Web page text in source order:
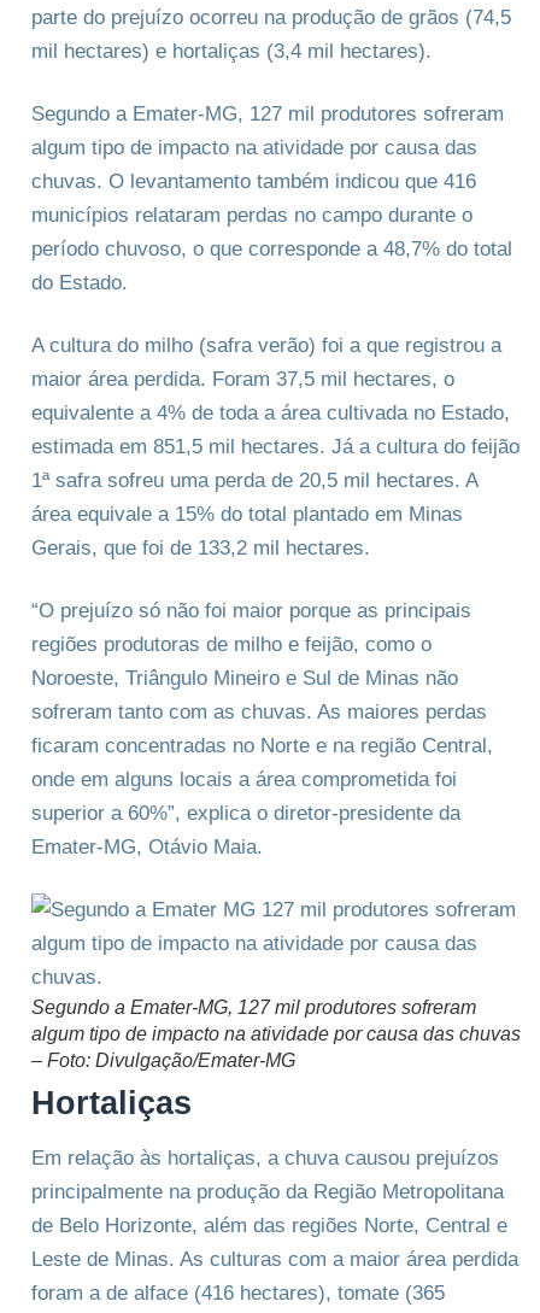
parte do prejuízo ocorreu na produção de grãos (74,5
mil hectares) e hortaliças (3,4 mil hectares).
Segundo a Emater-MG, 127 mil produtores sofreram
algum tipo de impacto na atividade por causa das
chuvas. O levantamento também indicou que 416
municípios relataram perdas no campo durante o
período chuvoso, o que corresponde a 48,7% do total
do Estado.
A cultura do milho (safra verão) foi a que registrou a
maior área perdida. Foram 37,5 mil hectares, o
equivalente a 4% de toda a área cultivada no Estado,
estimada em 851,5 mil hectares. Já a cultura do feijão
1ª safra sofreu uma perda de 20,5 mil hectares. A
área equivale a 15% do total plantado em Minas
Gerais, que foi de 133,2 mil hectares.
“O prejuízo só não foi maior porque as principais
regiões produtoras de milho e feijão, como o
Noroeste, Triângulo Mineiro e Sul de Minas não
sofreram tanto com as chuvas. As maiores perdas
ficaram concentradas no Norte e na região Central,
onde em alguns locais a área comprometida foi
superior a 60%”, explica o diretor-presidente da
Emater-MG, Otávio Maia.
Segundo a Emater-MG, 127 mil produtores sofreram
algum tipo de impacto na atividade por causa das chuvas
– Foto: Divulgação/Emater-MG
Hortaliças
Em relação às hortaliças, a chuva causou prejuízos
principalmente na produção da Região Metropolitana
de Belo Horizonte, além das regiões Norte, Central e
Leste de Minas. As culturas com a maior área perdida
foram a de alface (416 hectares), tomate (365